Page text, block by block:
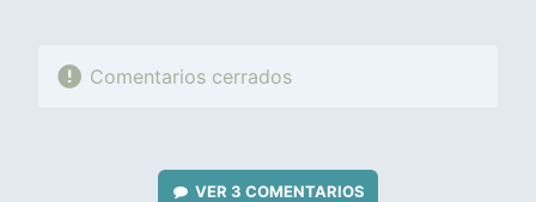
Comentarios cerrados
VER 3 COMENTARIOS